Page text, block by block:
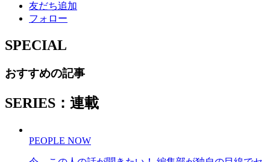
友だち追加
フォロー
SPECIAL
おすすめの記事
SERIES：連載
PEOPLE NOW